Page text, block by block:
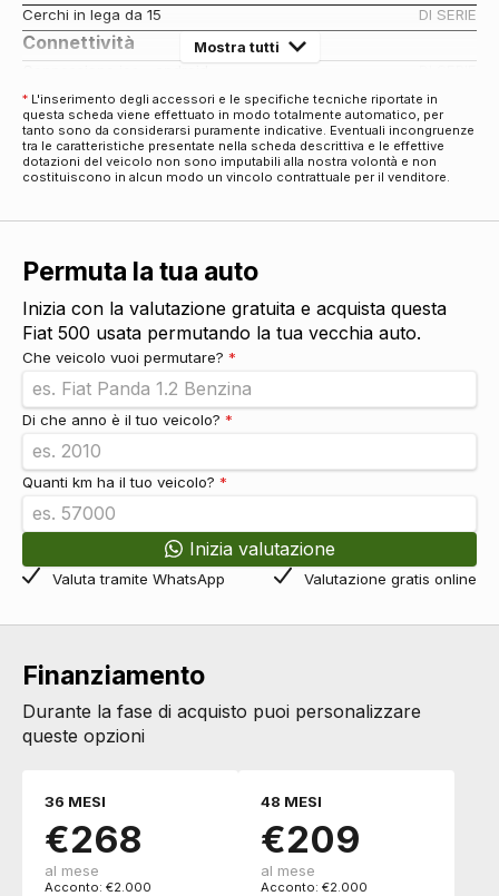
Cerchi in lega da 15 DI SERIE
Connettività
Eco
Start & stop DI SERIE
Esterni
Paraurti in tinta
DI SERIE
Fari
Sicurezza
Airbag
DI SERIE
Airbag laterali
Airbag a tendina
Servosterzo
Esc / electronic stability control
DI SERIE
Indicatore pressione pneumatici
Limitatore di velocità
DI SERIE
Alzacristalli elettrici DI SERIE
Mostra tutti
* L'inserimento degli accessori e le specifiche tecniche riportate in
questa scheda viene effettuato in modo totalmente automatico, per
tanto sono da considerarsi puramente indicative. Eventuali incongruenze
tra le caratteristiche presentate nella scheda descrittiva e le effettive
dotazioni del veicolo non sono imputabili alla nostra volontà e non
costituiscono in alcun modo un vincolo contrattuale per il venditore.
Permuta la tua auto
Inizia con la valutazione gratuita e acquista questa
Fiat 500 usata permutando la tua vecchia auto.
Che veicolo vuoi permutare? *
Di che anno è il tuo veicolo? *
Quanti km ha il tuo veicolo? *
Inizia valutazione
Valuta tramite WhatsApp Valutazione gratis online
Finanziamento
Durante la fase di acquisto puoi personalizzare
queste opzioni
36 MESI
€268
al mese
Acconto: €2.000
48 MESI
€209
al mese
Acconto: €2.000